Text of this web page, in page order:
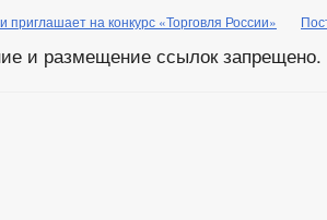
приглашает на конкурс «Торговля России»
и размещение ссылок запрещено.